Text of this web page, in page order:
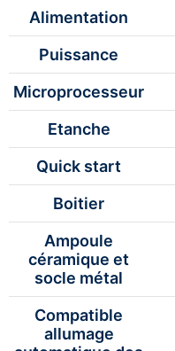
Alimentation
Puissance
Microprocesseur
Etanche
Quick start
Boitier
Ampoule
céramique et
socle métal
Compatible
allumage